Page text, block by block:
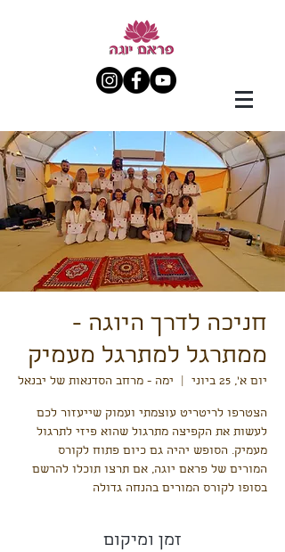
חניכה לדרך היוגה -
ממתרגל למתרגל מעמיק
יום א׳, 25 ביוני ימה - מרחב הסדנאות של יבנאל
הצטרפו לריטריט עוצמתי ועמוק שייעזור לכם
לעשות את הקפיצה מתרגול שהוא פיזי לתרגול
מעמיק. הסופש יהיה גם כיום פתוח לקורס
המורים של פראם יוגה, אם תרצו תוכלו להרשם
בסופו לקורס המורים בהנחה גדולה
זמן ומיקום